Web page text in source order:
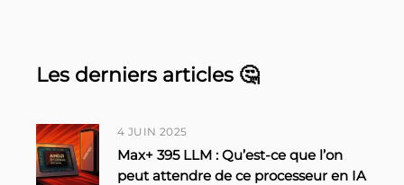
Les derniers articles 🤔
4 JUIN 2025
Max+ 395 LLM : Qu’est-ce que l’on
peut attendre de ce processeur en IA